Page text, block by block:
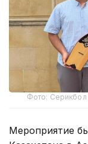
Фото:
Мероприятие